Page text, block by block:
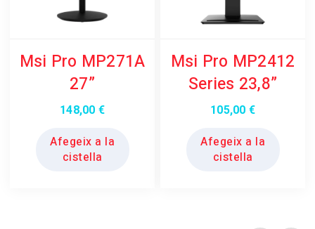
Msi Pro MP271A
27”
148,00 €
Afegeix a la
cistella
Msi Pro MP2412
Series 23,8”
105,00 €
Afegeix a la
cistella